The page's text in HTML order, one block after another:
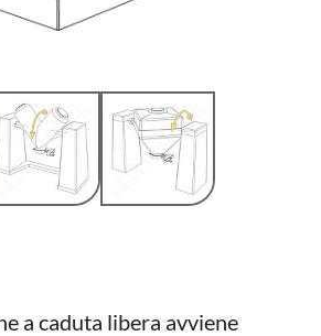
a caduta libera avviene